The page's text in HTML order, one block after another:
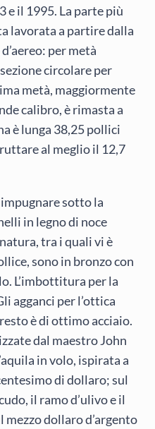
e il 1995. La parte più
lavorata a partire dalla
per metà
circolare per
metà, maggiormente
calibro, è rimasta a
è lunga 38,25 pollici
al meglio il 12,7
impugnare sotto la
in legno di noce
tra i quali vi è
sono in bronzo con
L’imbottitura per la
agganci per l’ottica
è di ottimo acciaio.
dal maestro John
in volo, ispirata a
di dollaro; sul
il ramo d’ulivo e il
mezzo dollaro d’argento